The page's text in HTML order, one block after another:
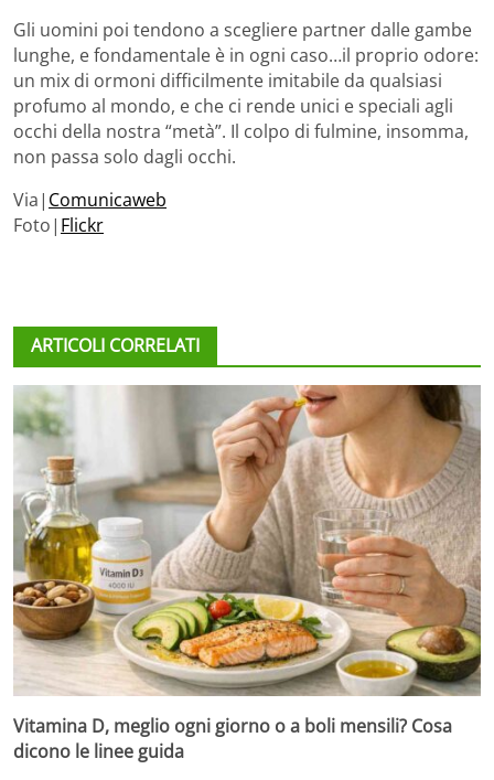
Gli uomini poi tendono a scegliere partner dalle gambe
lunghe, e fondamentale è in ogni caso…il proprio odore:
un mix di ormoni difficilmente imitabile da qualsiasi
profumo al mondo, e che ci rende unici e speciali agli
occhi della nostra “metà”. Il colpo di fulmine, insomma,
non passa solo dagli occhi.
Via| Comunicaweb
Foto| Flickr
ARTICOLI CORRELATI
Vitamina D, meglio ogni giorno o a boli mensili? Cosa
dicono le linee guida